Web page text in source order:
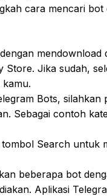
cara mencari bot
mendownload
Jika sudah,
Bots,
Sebagai contoh
Search untuk
beberapa bot
Aplikasi